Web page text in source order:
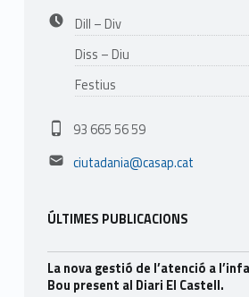
Business hours:
Dill – Div
Diss – Diu
Festius
Phone number:
93 665 56 59
Email address:
ciutadania@casap.cat
ÚLTIMES PUBLICACIONS
La nova gestió de l’atenció a
Bou present al Diari El Castell.